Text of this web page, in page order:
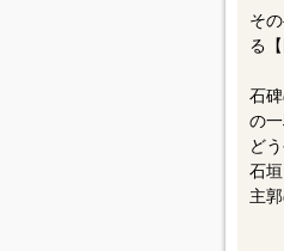
そ
る
石
の
ど
石
主